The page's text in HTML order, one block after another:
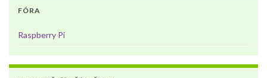
FÓRA
Raspberry Pi